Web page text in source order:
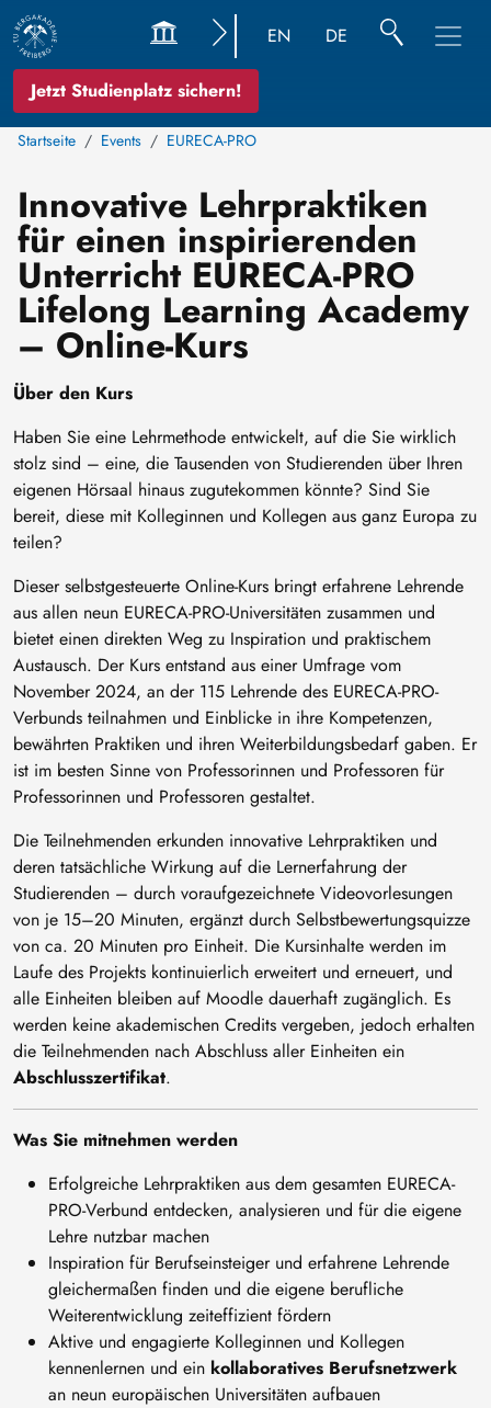
Jetzt Studienplatz sichern!
EN DE
Startseite Events EURECA-PRO
Innovative Lehrpraktiken
für einen inspirierenden
Unterricht EURECA-PRO
Lifelong Learning Academy
– Online-Kurs
Über den Kurs
Haben Sie eine Lehrmethode entwickelt, auf die Sie wirklich
stolz sind – eine, die Tausenden von Studierenden über Ihren
eigenen Hörsaal hinaus zugutekommen könnte? Sind Sie
bereit, diese mit Kolleginnen und Kollegen aus ganz Europa zu
teilen?
Dieser selbstgesteuerte Online-Kurs bringt erfahrene Lehrende
aus allen neun EURECA-PRO-Universitäten zusammen und
bietet einen direkten Weg zu Inspiration und praktischem
Austausch. Der Kurs entstand aus einer Umfrage vom
November 2024, an der 115 Lehrende des EURECA-PRO-
Verbunds teilnahmen und Einblicke in ihre Kompetenzen,
bewährten Praktiken und ihren Weiterbildungsbedarf gaben. Er
ist im besten Sinne von Professorinnen und Professoren für
Professorinnen und Professoren gestaltet.
Die Teilnehmenden erkunden innovative Lehrpraktiken und
deren tatsächliche Wirkung auf die Lernerfahrung der
Studierenden – durch voraufgezeichnete Videovorlesungen
von je 15–20 Minuten, ergänzt durch Selbstbewertungsquizze
von ca. 20 Minuten pro Einheit. Die Kursinhalte werden im
Laufe des Projekts kontinuierlich erweitert und erneuert, und
alle Einheiten bleiben auf Moodle dauerhaft zugänglich. Es
werden keine akademischen Credits vergeben, jedoch erhalten
die Teilnehmenden nach Abschluss aller Einheiten ein
Abschlusszertifikat.
Was Sie mitnehmen werden
Erfolgreiche Lehrpraktiken aus dem gesamten EURECA-
PRO-Verbund entdecken, analysieren und für die eigene
Lehre nutzbar machen
Inspiration für Berufseinsteiger und erfahrene Lehrende
gleichermaßen finden und die eigene berufliche
Weiterentwicklung zeiteffizient fördern
Aktive und engagierte Kolleginnen und Kollegen
kennenlernen und ein kollaboratives Berufsnetzwerk
an neun europäischen Universitäten aufbauen